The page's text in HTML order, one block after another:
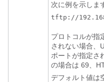
次に例を示しま
tftp://
プロトコルが指
されない場合、
ポートが指定さ
の場合は 69、
デフォルト値は